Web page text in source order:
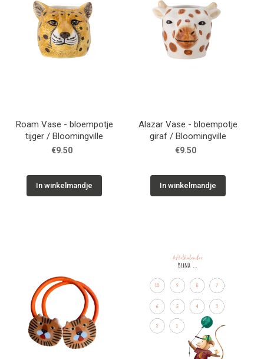
Roam Vase - bloempotje
tijger / Bloomingville
€9.50
In winkelmandje
Alazar Vase - bloempotje
giraf / Bloomingville
€9.50
In winkelmandje